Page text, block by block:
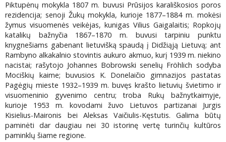
Piktupėnų mokykla 1807 m. buvusi Prūsijos karališkosios poros
rezidencija; senoji Žukų mokykla, kurioje 1877–1884 m. mokėsi
žymus visuomenės veikėjas, kunigas Vilius Gaigalaitis; Ropkojų
katalikų bažnyčia 1867–1870 m. buvusi tarpiniu punktu
knygnešiams gabenant lietuvišką spaudą į Didžiąją Lietuvą; ant
Rambyno alkakalnio stovintis aukuro akmuo, kurį 1939 m. niekino
nacistai; rašytojo Johannes Bobrowski senelių Fröhlich sodyba
Mociškių kaime; buvusios K. Donelaičio gimnazijos pastatas
Pagėgių mieste 1932–1939 m. buvęs krašto lietuvių švietimo ir
visuomeninio gyvenimo centru; troba Rukų bažnytkaimyje,
kurioje 1953 m. kovodami žuvo Lietuvos partizanai Jurgis
Kisielius-Maironis bei Aleksas Vaičiulis-Kęstutis. Galima būtų
paminėti dar daugiau nei 30 istorinę vertę turinčių kultūros
paminklų šiame regione.